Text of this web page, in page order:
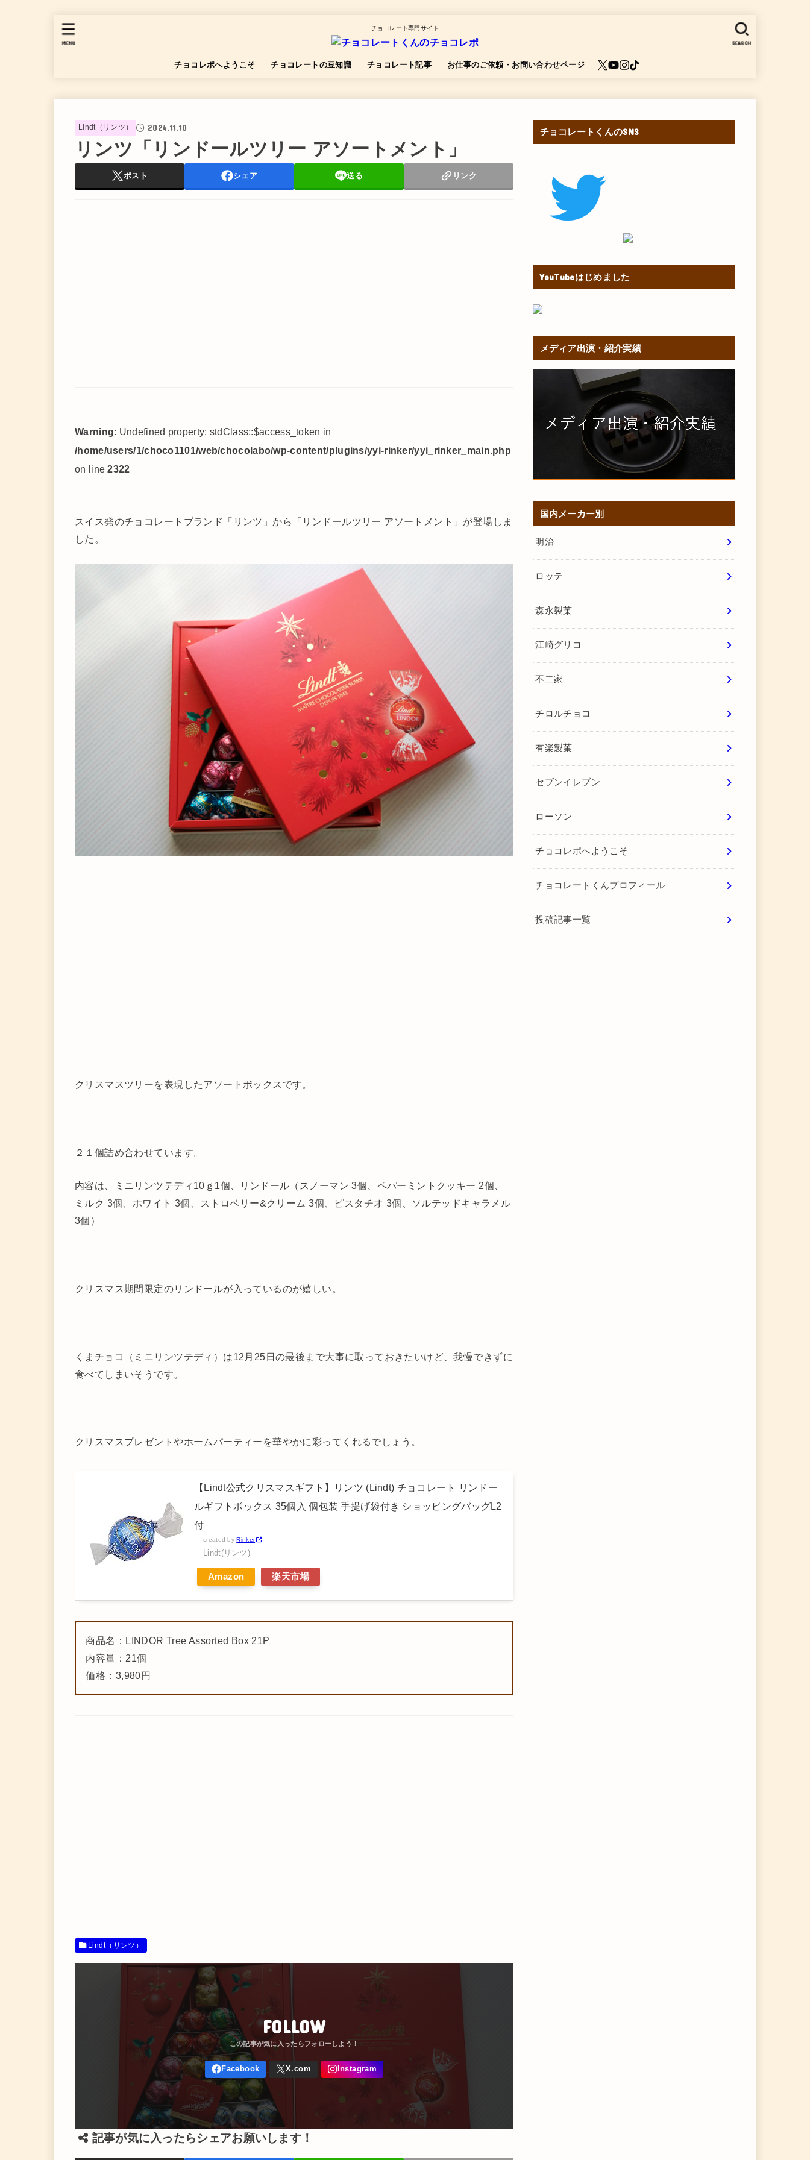
チョコレート専門サイト
チョコレポへようこそ チョコレートの豆知識 チョコレート記事 お仕事のご依頼・お問い合わせページ
SEARCH
MENU
Lindt（リンツ） 2024.11.10
リンツ「リンドールツリー アソートメント」
ポスト シェア 送る リンク
Warning: Undefined property: stdClass::$access_token in
/home/users/1/choco1101/web/chocolabo/wp-content/plugins/yyi-rinker/yyi_rinker_main.php
on line2322
スイス発のチョコレートブランド「リンツ」から「リンドールツリー アソートメント」が登場しま
した。
クリスマスツリーを表現したアソートボックスです。
２１個詰め合わせています。
内容は、ミニリンツテディ10ｇ1個、リンドール（スノーマン 3個、ペパーミントクッキー 2個、
ミルク 3個、ホワイト 3個、ストロベリー&クリーム 3個、ピスタチオ 3個、ソルテッドキャラメル
3個）
クリスマス期間限定のリンドールが入っているのが嬉しい。
くまチョコ（ミニリンツテディ）は12月25日の最後まで大事に取っておきたいけど、我慢できずに
食べてしまいそうです。
クリスマスプレゼントやホームパーティーを華やかに彩ってくれるでしょう。
【Lindt公式クリスマスギフト】リンツ (Lindt) チョコレート リンドー
ルギフトボックス 35個入 個包装 手提げ袋付き ショッピングバッグL2
付
created byRinker
Lindt(リンツ)
Amazon 楽天市場
商品名：LINDOR Tree Assorted Box 21P
内容量：21個
価格：3,980円
Lindt（リンツ）
FOLLOW
記事が気に入ったらシェアお願いします！
チョコレートくんのSNS
YouTubeはじめました
メディア出演・紹介実績
国内メーカー別
明治
ロッテ
森永製菓
江崎グリコ
不二家
チロルチョコ
有楽製菓
セブンイレブン
ローソン
チョコレポへようこそ
チョコレートくんプロフィール
投稿記事一覧